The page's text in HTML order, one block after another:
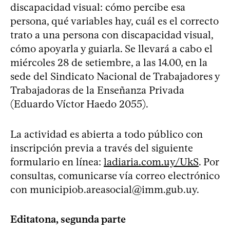
discapacidad visual: cómo percibe esa
persona, qué variables hay, cuál es el correcto
trato a una persona con discapacidad visual,
cómo apoyarla y guiarla. Se llevará a cabo el
miércoles 28 de setiembre, a las 14.00, en la
sede del Sindicato Nacional de Trabajadores y
Trabajadoras de la Enseñanza Privada
(Eduardo Víctor Haedo 2055).
La actividad es abierta a todo público con
inscripción previa a través del siguiente
formulario en línea: ladiaria.com.uy/UkS. Por
consultas, comunicarse vía correo electrónico
con municipiob.areasocial@imm.gub.uy.
Editatona, segunda parte